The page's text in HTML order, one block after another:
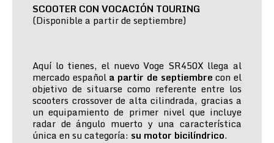
SCOOTER CON VOCACIÓN TOURING
(Disponible a partir de septiembre)
Aquí lo tienes, el nuevo Voge SR450X llega al
mercado español a partir de septiembre con el
objetivo de situarse como referente entre los
scooters crossover de alta cilindrada, gracias a
un equipamiento de primer nivel que incluye
radar de ángulo muerto y una característica
única en su categoría: su motor bicilíndrico.